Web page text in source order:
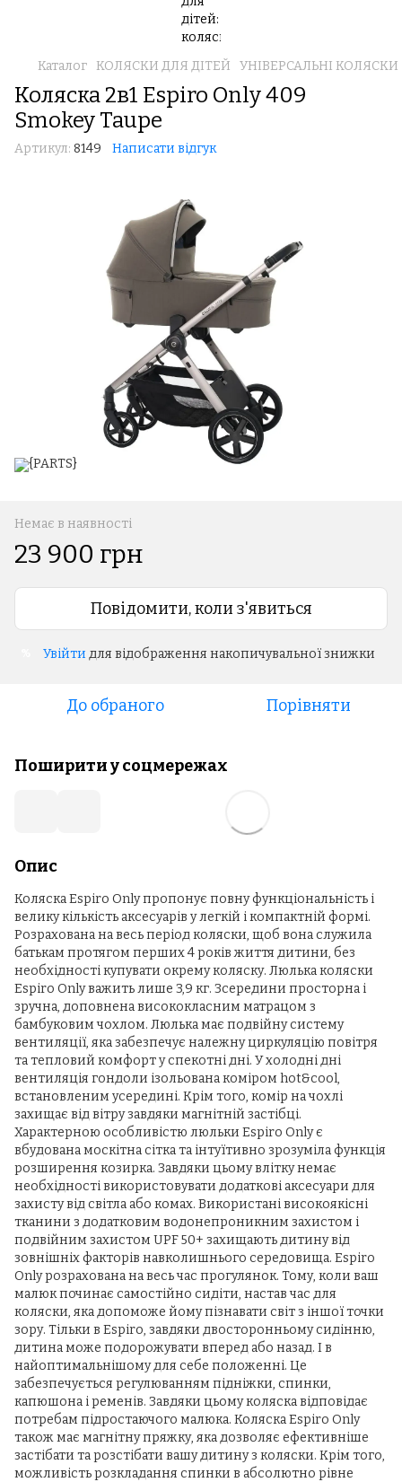
Каталог КОЛЯСКИ ДЛЯ ДІТЕЙ УНІВЕРСАЛЬНІ КОЛЯСКИ
Коляска 2в1 Espiro Only 409
Smokey Taupe
Артикул: 8149 Написати відгук
Немає в наявності
23 900 грн
Повідомити, коли з'явиться
Увійти для відображення накопичувальної знижки
До обраного Порівняти
Поширити у соцмережах
Опис
Коляска Espiro Only пропонує повну функціональність і
велику кількість аксесуарів у легкій і компактній формі.
Розрахована на весь період коляски, щоб вона служила
батькам протягом перших 4 років життя дитини, без
необхідності купувати окрему коляску. Люлька коляски
Espiro Only важить лише 3,9 кг. Зсередини просторна і
зручна, доповнена висококласним матрацом з
бамбуковим чохлом. Люлька має подвійну систему
вентиляції, яка забезпечує належну циркуляцію повітря
та тепловий комфорт у спекотні дні. У холодні дні
вентиляція гондоли ізольована коміром hot&cool,
встановленим усередині. Крім того, комір на чохлі
захищає від вітру завдяки магнітній застібці.
Характерною особливістю люльки Espiro Only є
вбудована москітна сітка та інтуїтивно зрозуміла функція
розширення козирка. Завдяки цьому влітку немає
необхідності використовувати додаткові аксесуари для
захисту від світла або комах. Використані високоякісні
тканини з додатковим водонепроникним захистом і
подвійним захистом UPF 50+ захищають дитину від
зовнішніх факторів навколишнього середовища. Espiro
Only розрахована на весь час прогулянок. Тому, коли ваш
малюк починає самостійно сидіти, настав час для
коляски, яка допоможе йому пізнавати світ з іншої точки
зору. Тільки в Espiro, завдяки двосторонньому сидінню,
дитина може подорожувати вперед або назад. І в
найоптимальнішому для себе положенні. Це
забезпечується регулюванням підніжки, спинки,
капюшона і ременів. Завдяки цьому коляска відповідає
потребам підростаючого малюка. Коляска Espiro Only
також має магнітну пряжку, яка дозволяє ефективніше
застібати та розстібати вашу дитину з коляски. Крім того,
можливість розкладання спинки в абсолютно рівне